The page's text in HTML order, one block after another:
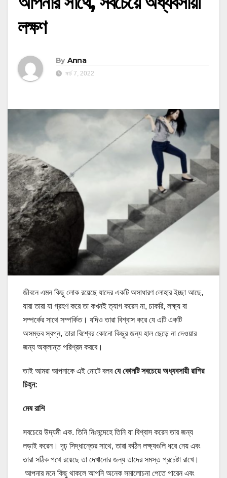
লক্ষণ
By Anna
মার্চ 7, 2022
জীবনে এমন কিছু লোক রয়েছে যাদের একটি অসাধারণ লোহার ইচ্ছা আছে,
যারা তারা যা গ্রহণ করে তা কখনই ত্যাগ করেন না, চাকরি, লক্ষ্য বা
সম্পর্কের সাথে সম্পর্কিত। যদিও তারা বিশ্বাস করে যে এটি একটি
অসম্ভব স্বপ্ন, তারা বিশ্বের কোনো কিছুর জন্য হাল ছেড়ে না দেওয়ার
জন্য অক্লান্ত পরিশ্রম করবে।
তাই আমরা আপনাকে এই নোটে বলবযে কোনটি সবচেয়ে অধ্যবসায়ী রাশির
চিহ্ন:
মেষ রাশি
সবচেয়ে উদ্যমী এক. তিনি নিঃসন্দেহে তিনি যা বিশ্বাস করেন তার জন্য
লড়াই করেন। দৃঢ় সিদ্ধান্তের সাথে, তারা কঠিন লক্ষ্যগুলি ধরে নেয় এবং
তারা সঠিক পথে রয়েছে তা দেখানোর জন্য তাদের সমস্ত প্রচেষ্টা রাখে।
আপনার মনে কিছু থাকলে আপনি অনেক সমালোচনা পেতে পারেন এবং